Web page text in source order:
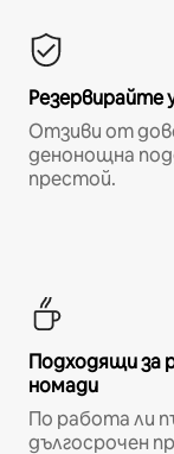
Резервирайте
Отзиви от
денонощна
престой.
Подходящи за
номади
По работа ли
дългосрочен